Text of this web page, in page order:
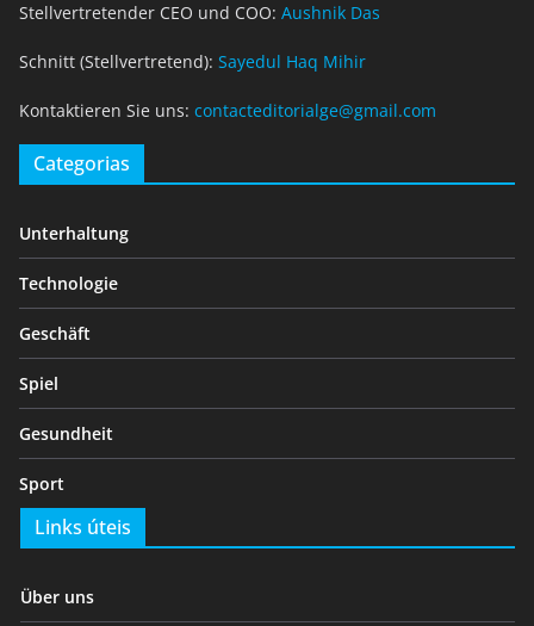
Stellvertretender CEO und COO: Aushnik Das
Schnitt (Stellvertretend): Sayedul Haq Mihir
Kontaktieren Sie uns: contacteditorialge@gmail.com
Categorias
Unterhaltung
Technologie
Geschäft
Spiel
Gesundheit
Sport
Links úteis
Über uns